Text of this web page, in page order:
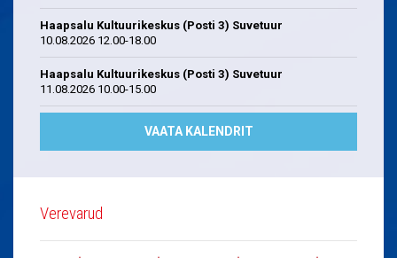
Haapsalu Kultuurikeskus (Posti 3) Suvetuur
10.08.2026 12.00-18.00
Haapsalu Kultuurikeskus (Posti 3) Suvetuur
11.08.2026 10.00-15.00
VAATA KALENDRIT
Verevarud